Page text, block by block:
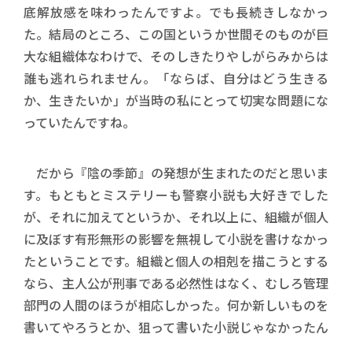
底解放感を味わったんですよ。でも長続きしなかっ
た。結局のところ、この国というか世間そのものが巨
大な組織体なわけで、そのしきたりやしがらみからは
誰も逃れられません。「ならば、自分はどう生きる
か、生きたいか」が当時の私にとって切実な問題にな
っていたんですね。
だから『陰の季節』の発想が生まれたのだと思いま
す。もともとミステリーも警察小説も大好きでした
が、それに加えてというか、それ以上に、組織が個人
に及ぼす有形無形の影響を無視して小説を書けなかっ
たということです。組織と個人の相剋を描こうとする
なら、主人公が刑事である必然性はなく、むしろ管理
部門の人間のほうが相応しかった。何か新しいものを
書いてやろうとか、狙って書いた小説じゃなかったん